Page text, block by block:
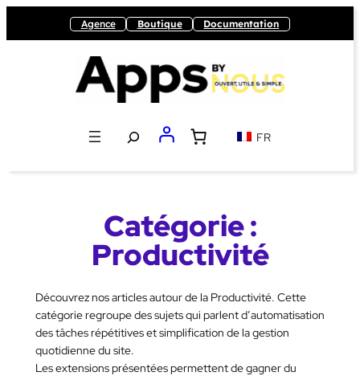
Agence Boutique Documentation
Recherche FR
Catégorie :
Productivité
Découvrez nos articles autour de la Productivité. Cette
catégorie regroupe des sujets qui parlent d’automatisation
des tâches répétitives et simplification de la gestion
quotidienne du site.
Les extensions présentées permettent de gagner du